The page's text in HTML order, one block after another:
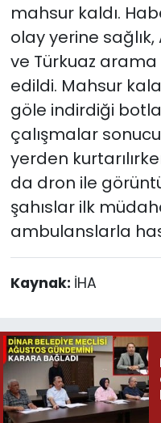
mahsur kaldı.
olay yerine sağlık,
ve Türkuaz
edildi. Mahsur
göle indirdiği
çalışmalar
yerden
da dron ile
şahıslar ilk
ambulanslarla
Kaynak: İHA